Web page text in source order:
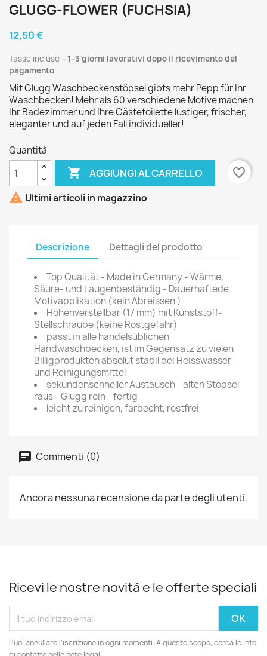
GLUGG-FLOWER (FUCHSIA)
12,50 €
Tasse incluse
1–3 giorni lavorativi dopo il ricevimento del
pagamento
Mit Glugg Waschbeckenstöpsel gibts mehr Pepp für Ihr
Waschbecken! Mehr als 60 verschiedene Motive machen
Ihr Badezimmer und Ihre Gästetoilette lustiger, frischer,
eleganter und auf jeden Fall individueller!
Quantità
 AGGIUNGI AL CARRELLO
favorite_border
 Ultimi articoli in magazzino
Descrizione Dettagli del prodotto
Top Qualität - Made in Germany - Wärme,
Säure- und Laugenbeständig - Dauerhaftede
Motivapplikation (kein Abreissen )
Höhenverstellbar (17 mm) mit Kunststoff-
Stellschraube (keine Rostgefahr)
passt in alle handelsüblichen
Handwaschbecken, ist im Gegensatz zu vielen
Billigprodukten absolut stabil bei Heisswasser-
und Reinigungsmittel
sekundenschneller Austausch - alten Stöpsel
raus - Glugg rein - fertig
leicht zu reinigen, farbecht, rostfrei
Commenti (0)
Ancora nessuna recensione da parte degli utenti.
Ricevi le nostre novità e le offerte speciali
Puoi annullare l'iscrizione in ogni momenti. A questo scopo, cerca le info